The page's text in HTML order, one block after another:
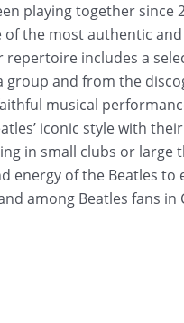
playing together since
the most authentic
repertoire includes a
group and from the
musical
iconic style with
in small clubs or large
energy of the Beatles to
among Beatles fans in